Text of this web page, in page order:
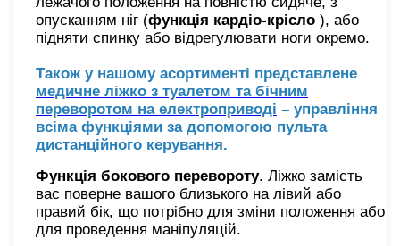
опусканням ніг (функція кардіо-крісло ), або
підняти спинку або відрегулювати ноги окремо.
Також у нашому асортименті представлене
медичне ліжко з туалетом та бічним
переворотом на електроприводі – управління
всіма функціями за допомогою пульта
дистанційного керування.
Функція бокового перевороту. Ліжко замість
вас поверне вашого близького на лівий або
правий бік, що потрібно для зміни положення або
для проведення маніпуляцій.